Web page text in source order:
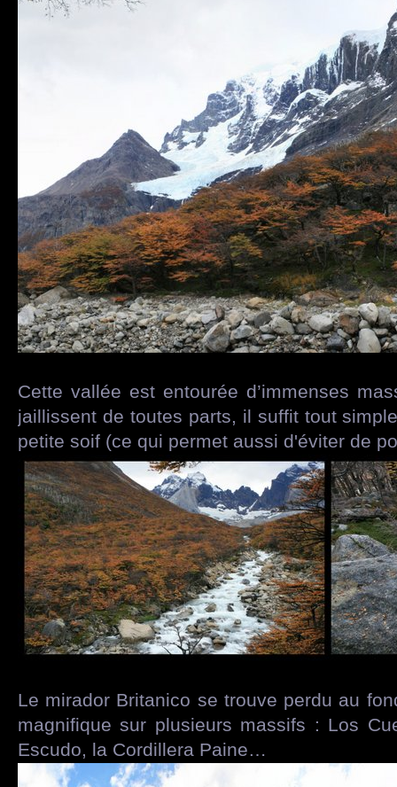
Cette vallée est entourée d’immenses
jaillissent de toutes parts, il suffit tout
petite soif (ce qui permet aussi d'éviter de
Le mirador Britanico se trouve perdu au
magnifique sur plusieurs massifs : Los
Escudo, la Cordillera Paine…